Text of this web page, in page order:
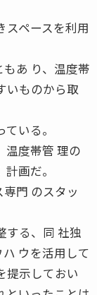
スペースを利用
あ り、温度帯
いものから取
いる。
温度帯管 理の
画だ。
門 のスタッ
する、同 社独
ウを活用して
提示しておい